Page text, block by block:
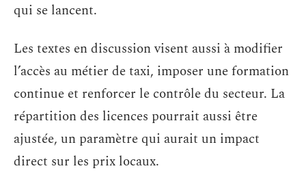
qui se lancent.
Les textes en discussion visent aussi à modifier
l’accès au métier de taxi, imposer une formation
continue et renforcer le contrôle du secteur. La
répartition des licences pourrait aussi être
ajustée, un paramètre qui aurait un impact
direct sur les prix locaux.